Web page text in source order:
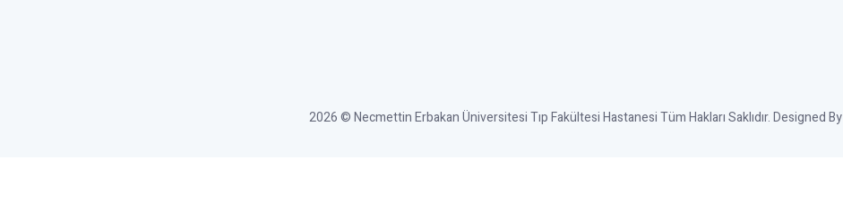
2026 © Necmettin Erbakan Üniversitesi Tıp Fakültesi Hastanesi Tüm Hakları Saklıdır. Designed By